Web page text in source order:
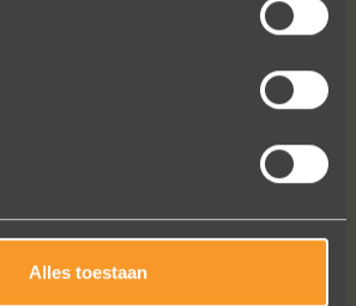
Alles toestaan
Bekijk al onze reviews